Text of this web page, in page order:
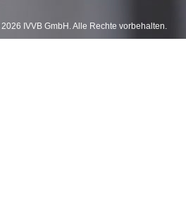
2026 IVVB GmbH. Alle Rechte vorbehalten.